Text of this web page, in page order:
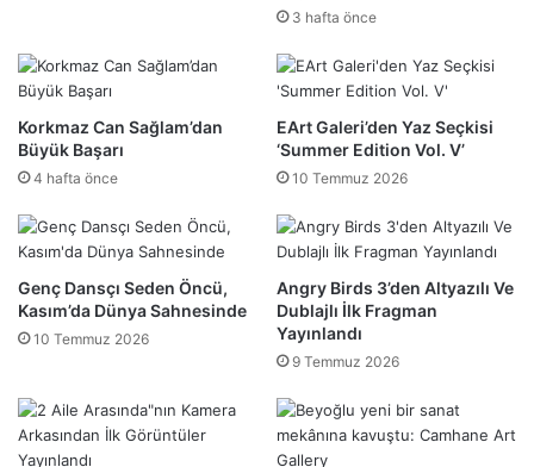
3 hafta önce
Korkmaz Can Sağlam’dan
Büyük Başarı
4 hafta önce
EArt Galeri’den Yaz Seçkisi
‘Summer Edition Vol. V’
10 Temmuz 2026
Genç Dansçı Seden Öncü,
Kasım’da Dünya Sahnesinde
10 Temmuz 2026
Angry Birds 3’den Altyazılı Ve
Dublajlı İlk Fragman
Yayınlandı
9 Temmuz 2026